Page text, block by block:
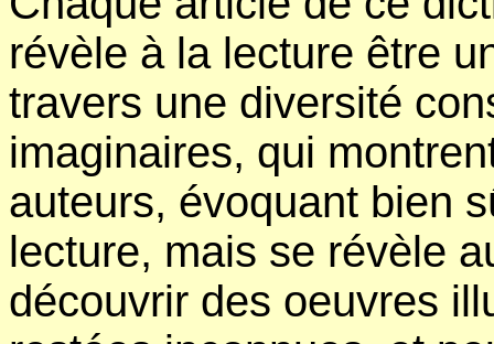
révèle à la lecture être
travers une diversité
imaginaires, qui
auteurs, évoquant bien
lecture, mais se révèle
découvrir des oeuvres